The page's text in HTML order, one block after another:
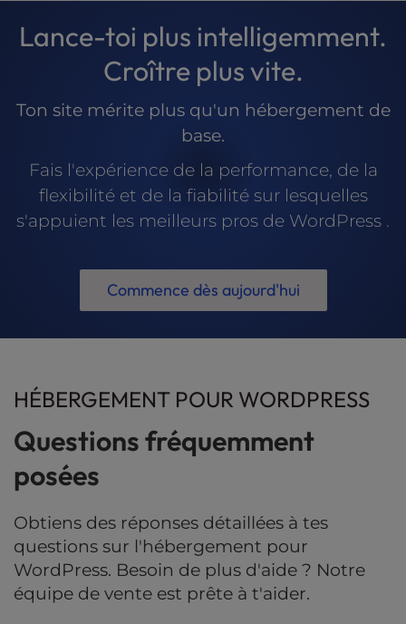
Lance-toi plus intelligemment.
Croître plus vite.
Ton site mérite plus qu'un hébergement de
base.
Fais l'expérience de la performance, de la
flexibilité et de la fiabilité sur lesquelles
s'appuient les meilleurs pros de WordPress .
Commence dès aujourd'hui
HÉBERGEMENT POUR WORDPRESS
Questions fréquemment
posées
Obtiens des réponses détaillées à tes
questions sur l'hébergement pour
WordPress. Besoin de plus d'aide ? Notre
équipe de vente est prête à t'aider.